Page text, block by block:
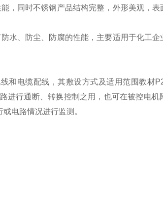
，同时不锈钢产品结构完整，外形美观，
水、防尘、防腐的性能，主要适用于化工
和电缆配线，其敷设方式及适用范围教材
进行通断、转换控制之用，也可在被控电机
电路情况进行监测。